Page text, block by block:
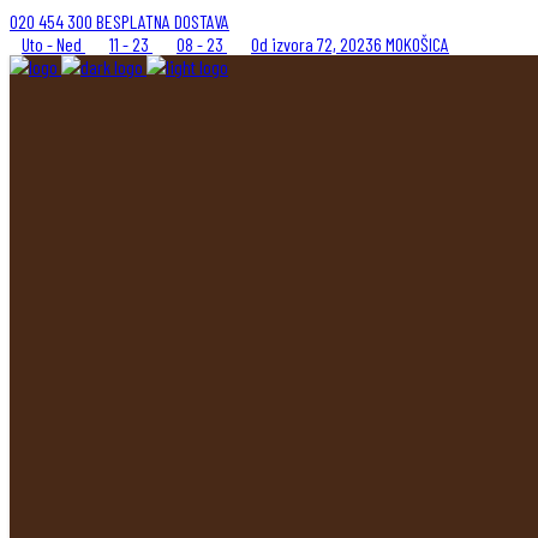
020 454 300 BESPLATNA DOSTAVA
Uto - Ned
11 - 23 08 - 23 Od izvora 72, 20236 MOKOŠICA